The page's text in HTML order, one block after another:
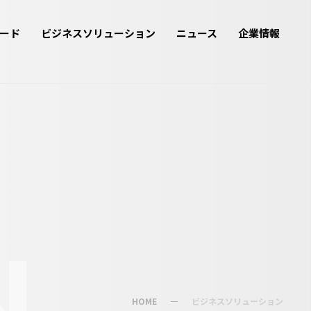
ド ビジネスソリューション ニュース 企業情報
HOME ビジネスソリューション